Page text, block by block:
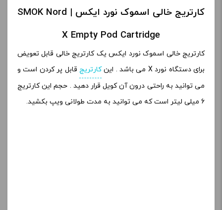
کارتریج خالی اسموک نورد ایکس | SMOK Nord
X Empty Pod Cartridge
کارتریج خالی اسموک نورد ایکس یک کارتریج خالی قابل تعویض
برای دستگاه نورد X می باشد . این
کارتریج قابل پر کردن است و
می توانید به راحتی درون آن کویل قرار دهید . حجم این کارتریج
6 میلی لیتر است که می توانید به مدت طولانی ویپ بکشید.